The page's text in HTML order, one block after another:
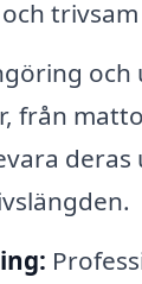
och
från
deras